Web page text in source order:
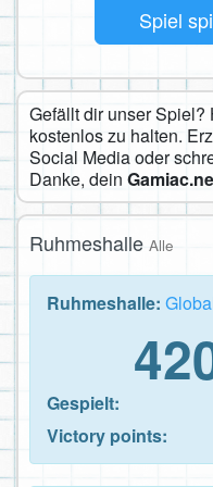
Spiel
Gefällt dir unser Spiel?
kostenlos zu halten.
Social Media oder
Danke, dein
Ruhmeshalle Alle
Ruhmeshalle:
Gespielt:
Victory points: